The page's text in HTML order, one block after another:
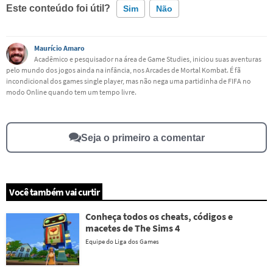
Este conteúdo foi útil? Sim Não
Este conteúdo contém informação incorreta
Este conteúdo não tem a informação que procuro
Outro
Maurício Amaro
Acadêmico e pesquisador na área de Game Studies, iniciou suas aventuras
pelo mundo dos jogos ainda na infância, nos Arcades de Mortal Kombat. É fã
incondicional dos games single player, mas não nega uma partidinha de FIFA no
modo Online quando tem um tempo livre.
Seja o primeiro a comentar
Você também vai curtir
Conheça todos os cheats, códigos e
macetes de The Sims 4
Equipe do Liga dos Games